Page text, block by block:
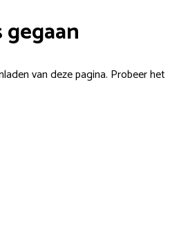
gegaan
van deze pagina. Probeer het